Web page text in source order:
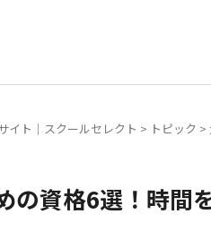
イト｜スクールセレクト > トピック >
の資格6選！時間